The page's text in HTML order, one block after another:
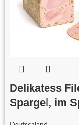
Delikatess
Spargel, im